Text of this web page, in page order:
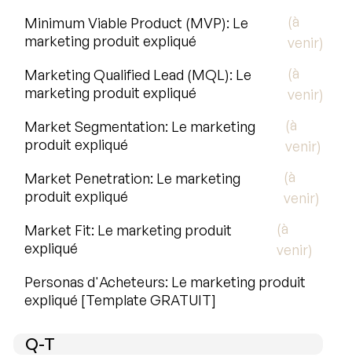
Minimum Viable Product (MVP): Le
marketing produit expliqué
(à
venir)
Marketing Qualified Lead (MQL): Le
marketing produit expliqué
(à
venir)
Market Segmentation: Le marketing
produit expliqué
(à
venir)
Market Penetration: Le marketing
produit expliqué
(à
venir)
Market Fit: Le marketing produit
expliqué
(à
venir)
Personas d'Acheteurs: Le marketing produit
expliqué [Template GRATUIT]
Q-T